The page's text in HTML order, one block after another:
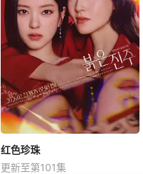
红色珍珠
更新至第101集